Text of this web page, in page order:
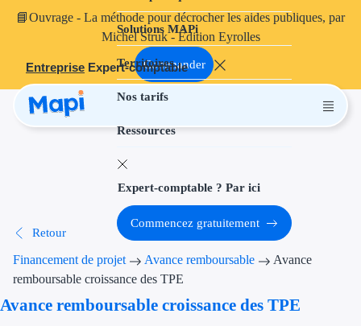
📘Ouvrage - La méthode pour décrocher les aides publiques, par
Michel Struk - Édition Eyrolles
Commander
Entreprise Expert-comptable
Solutions MAPi
Territoires
Nos tarifs
Ressources
Projets finançables
Aides à
Aides
Thématiques
Financement
Expert-comptable ? Par ici
Commencez gratuitement
Retour
Financement de projet Avance remboursable
Avance
remboursable croissance des TPE
Avance remboursable croissance des TPE